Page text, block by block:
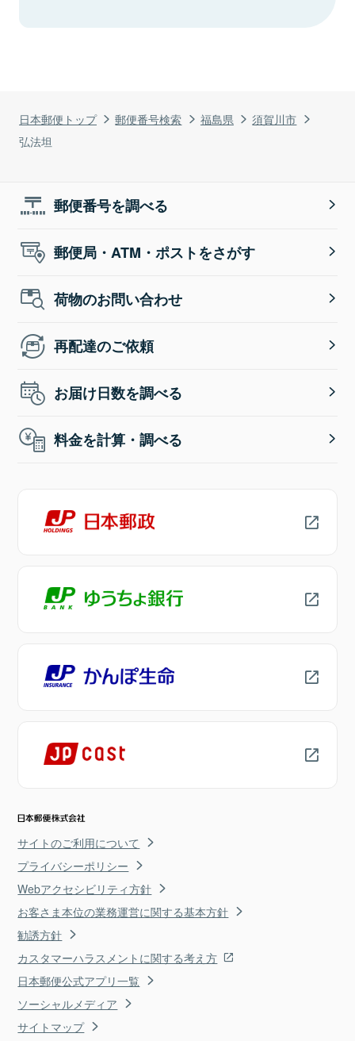
日本郵便トップ 郵便番号検索 福島県
須賀川市
弘法坦
郵便番号を調べる
郵便局・ATM・ポストをさがす
荷物のお問い合わせ
再配達のご依頼
お届け日数を調べる
料金を計算・調べる
サイトのご利用について
プライバシーポリシー
Webアクセシビリティ方針
お客さま本位の業務運営に関する基本方針
勧誘方針
カスタマーハラスメントに関する考え方
日本郵便公式アプリ一覧
ソーシャルメディア
サイトマップ